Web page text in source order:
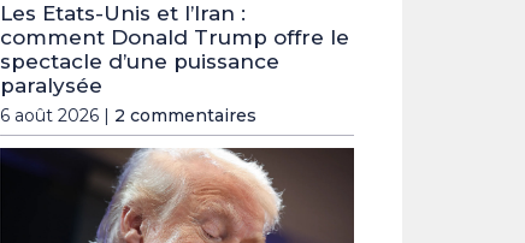
Les Etats-Unis et l’Iran :
comment Donald Trump offre le
spectacle d’une puissance
paralysée
6 août 2026 | 2 commentaires